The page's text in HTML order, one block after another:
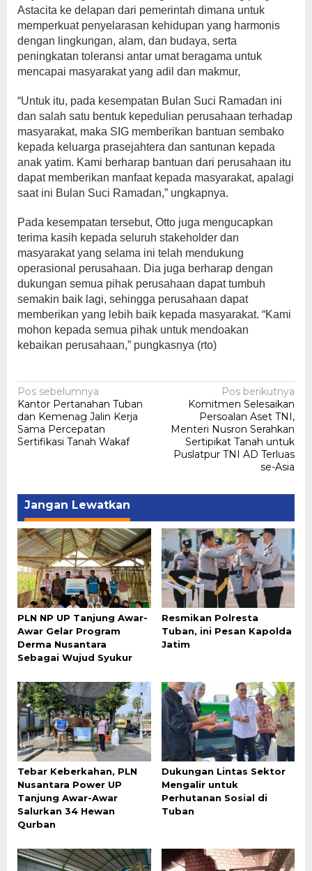
Astacita ke delapan dari pemerintah dimana untuk
memperkuat penyelarasan kehidupan yang harmonis
dengan lingkungan, alam, dan budaya, serta
peningkatan toleransi antar umat beragama untuk
mencapai masyarakat yang adil dan makmur,
“Untuk itu, pada kesempatan Bulan Suci Ramadan ini
dan salah satu bentuk kepedulian perusahaan terhadap
masyarakat, maka SIG memberikan bantuan sembako
kepada keluarga prasejahtera dan santunan kepada
anak yatim. Kami berharap bantuan dari perusahaan itu
dapat memberikan manfaat kepada masyarakat, apalagi
saat ini Bulan Suci Ramadan,” ungkapnya.
Pada kesempatan tersebut, Otto juga mengucapkan
terima kasih kepada seluruh stakeholder dan
masyarakat yang selama ini telah mendukung
operasional perusahaan. Dia juga berharap dengan
dukungan semua pihak perusahaan dapat tumbuh
semakin baik lagi, sehingga perusahaan dapat
memberikan yang lebih baik kepada masyarakat. “Kami
mohon kepada semua pihak untuk mendoakan
kebaikan perusahaan,” pungkasnya (rto)
Navigasi
pos
Pos sebelumnya
Kantor Pertanahan Tuban
dan Kemenag Jalin Kerja
Sama Percepatan
Sertifikasi Tanah Wakaf
Pos berikutnya
Komitmen Selesaikan
Persoalan Aset TNI,
Menteri Nusron Serahkan
Sertipikat Tanah untuk
Puslatpur TNI AD Terluas
se-Asia
Jangan Lewatkan
PLN NP UP Tanjung Awar-
Awar Gelar Program
Derma Nusantara
Sebagai Wujud Syukur
Resmikan Polresta
Tuban, ini Pesan Kapolda
Jatim
Tebar Keberkahan, PLN
Nusantara Power UP
Tanjung Awar-Awar
Salurkan 34 Hewan
Qurban
Dukungan Lintas Sektor
Mengalir untuk
Perhutanan Sosial di
Tuban